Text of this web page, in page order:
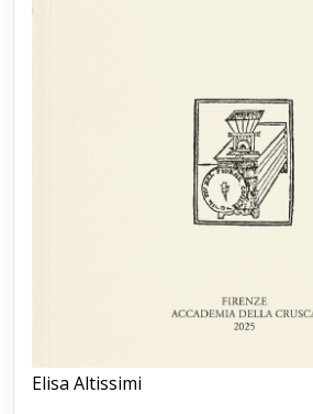
Elisa Altissimi